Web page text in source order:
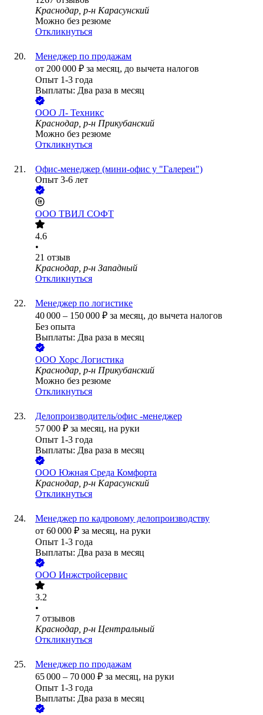
Краснодар, р-н Карасунский
Можно без резюме
Откликнуться
Менеджер по продажам
от 200 000 ₽ за месяц, до вычета налогов
Опыт 1-3 года
Выплаты: Два раза в месяц
ООО Л- Техникс
Краснодар, р-н Прикубанский
Можно без резюме
Откликнуться
Офис-менеджер (мини-офис у "Галереи")
Опыт 3-6 лет
ООО ТВИЛ СОФТ
4.6
•
21 отзыв
Краснодар, р-н Западный
Откликнуться
Менеджер по логистике
40 000 – 150 000 ₽ за месяц, до вычета налогов
Без опыта
Выплаты: Два раза в месяц
ООО Хорс Логистика
Краснодар, р-н Прикубанский
Можно без резюме
Откликнуться
Делопроизводитель/офис -менеджер
57 000 ₽ за месяц, на руки
Опыт 1-3 года
Выплаты: Два раза в месяц
ООО Южная Среда Комфорта
Краснодар, р-н Карасунский
Откликнуться
Менеджер по кадровому делопроизводству
от 60 000 ₽ за месяц, на руки
Опыт 1-3 года
Выплаты: Два раза в месяц
ООО Инжстройсервис
3.2
•
7 отзывов
Краснодар, р-н Центральный
Откликнуться
Менеджер по продажам
65 000 – 70 000 ₽ за месяц, на руки
Опыт 1-3 года
Выплаты: Два раза в месяц